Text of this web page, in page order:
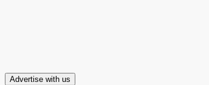
Advertise with us